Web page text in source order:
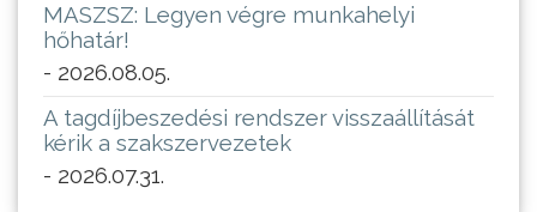
MASZSZ: Legyen végre munkahelyi
hőhatár!
- 2026.08.05.
A tagdíjbeszedési rendszer visszaállítását
kérik a szakszervezetek
- 2026.07.31.